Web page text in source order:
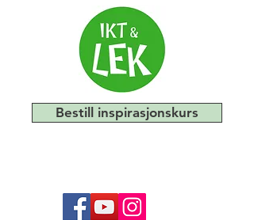
Bestill inspirasjonskurs